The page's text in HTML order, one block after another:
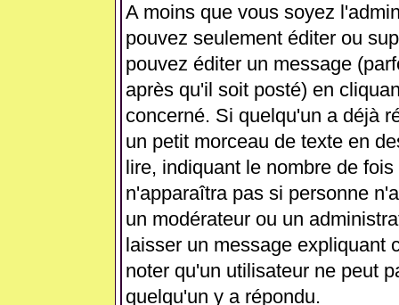
A moins que vous soyez
pouvez seulement éditer ou
pouvez éditer un message
après qu'il soit posté) en
concerné. Si quelqu'un a déjà
un petit morceau de texte en
lire, indiquant le nombre de
n'apparaîtra pas si personne
un modérateur ou un
laisser un message expliquant
noter qu'un utilisateur ne peut
quelqu'un y a répondu.